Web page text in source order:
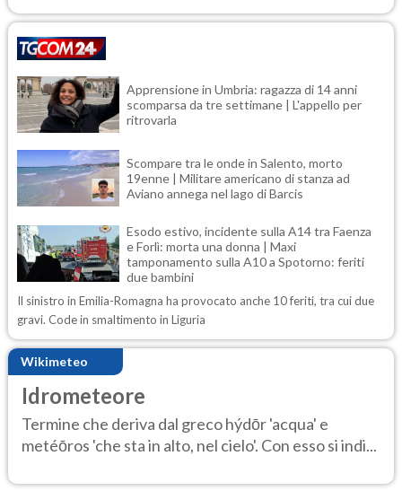
Apprensione in Umbria: ragazza di 14 anni
scomparsa da tre settimane | L'appello per
ritrovarla
Scompare tra le onde in Salento, morto
19enne | Militare americano di stanza ad
Aviano annega nel lago di Barcis
Esodo estivo, incidente sulla A14 tra Faenza
e Forlì: morta una donna | Maxi
tamponamento sulla A10 a Spotorno: feriti
due bambini
Il sinistro in Emilia-Romagna ha provocato anche 10 feriti, tra cui due
gravi. Code in smaltimento in Liguria
Wikimeteo
Idrometeore
Termine che deriva dal greco hýdōr 'acqua' e
metéōros 'che sta in alto, nel cielo'. Con esso si indi...